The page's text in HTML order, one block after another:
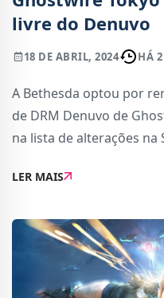
livre do Denuvo
18 DE ABRIL, 2024 HÁ
A Bethesda optou por
de DRM Denuvo de
na lista de alterações na
17 de Abril, e não houve
LER MAIS